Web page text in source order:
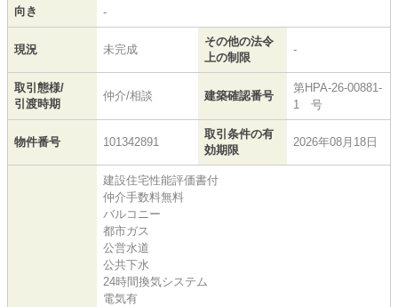
向き -
現況 未完成
その他の法令
上の制限
-
取引態様/
引渡時期
仲介/相談 建築確認番号
第HPA-26-00881-
1 号
物件番号 101342891
取引条件の有
効期限
2026年08月18日
建設住宅性能評価書付
仲介手数料無料
バルコニー
都市ガス
公営水道
公共下水
24時間換気システム
電気有